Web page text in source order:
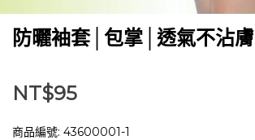
防曬袖套│包掌│透氣不沾膚
NT$95
商品編號: 43600001-1